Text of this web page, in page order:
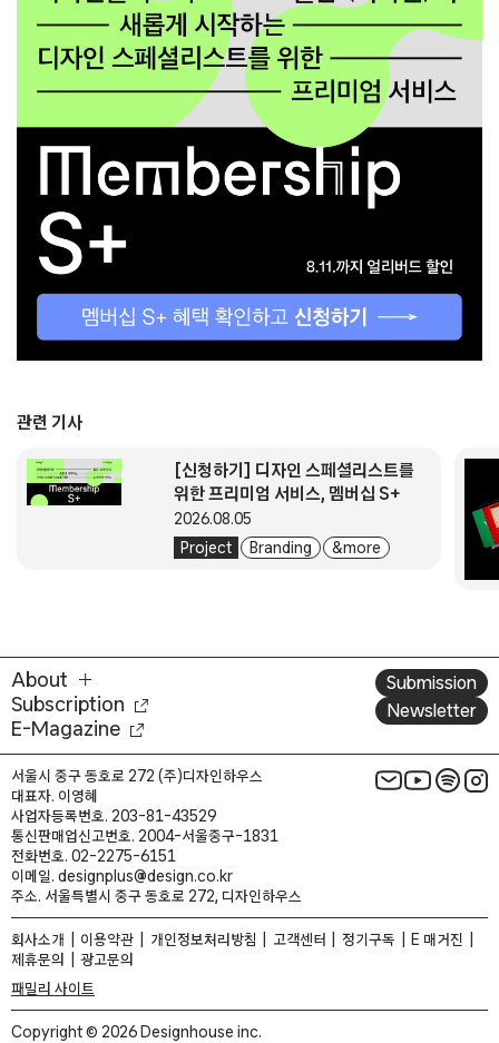
관련 기사
Project Branding & more
[신청하기] 디자인 스페셜리스트를
위한 프리미엄 서비스, 멤버십 S+
2026.08.05
About
Subscription
E-Magazine
Submission
Newsletter
서울시 중구 동호로 272 (주)디자인하우스
대표자. 이영혜
사업자등록번호. 203-81-43529
통신판매업신고번호. 2004-서울중구-1831
전화번호. 02-2275-6151
이메일. designplus@design.co.kr
주소. 서울특별시 중구 동호로 272, 디자인하우스
회사소개 이용약관 개인정보처리방침 고객센터 정기구독
E 매거진
제휴문의
광고문의
패밀리 사이트
Copyright © 2026 Designhouse inc.